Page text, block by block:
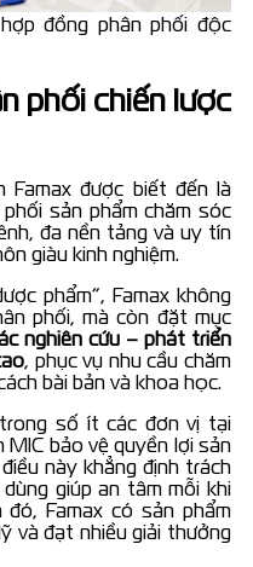
đồng phân phối độc
phối chiến lược
Famax được biết đến là
sản phẩm chăm sóc
đa nền tảng và uy tín
giàu kinh nghiệm.
phẩm”, Famax không
phối, mà còn đặt mục
nghiên cứu – phát triển
, phục vụ nhu cầu chăm
bài bản và khoa học.
số ít các đơn vị tại
bảo vệ quyền lợi sản
này khẳng định trách
giúp an tâm mỗi khi
Famax có sản phẩm
và đạt nhiều giải thưởng